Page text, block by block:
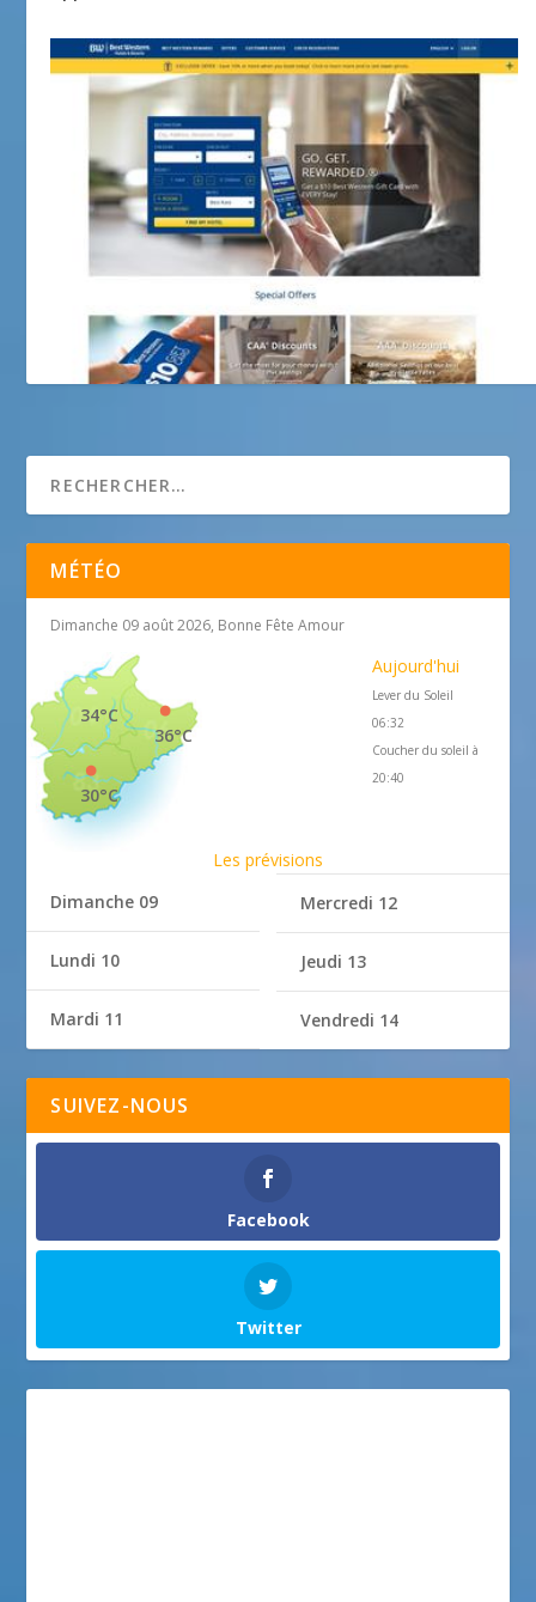
MÉTÉO
Dimanche 09 août 2026, Bonne Fête Amour
36°C
34°C
30°C
Aujourd'hui
Lever du Soleil
06:32
Coucher du soleil à
20:40
Les prévisions
Dimanche 09
Lundi 10
Mardi 11
Mercredi 12
Jeudi 13
Vendredi 14
SUIVEZ-NOUS
Facebook
Twitter